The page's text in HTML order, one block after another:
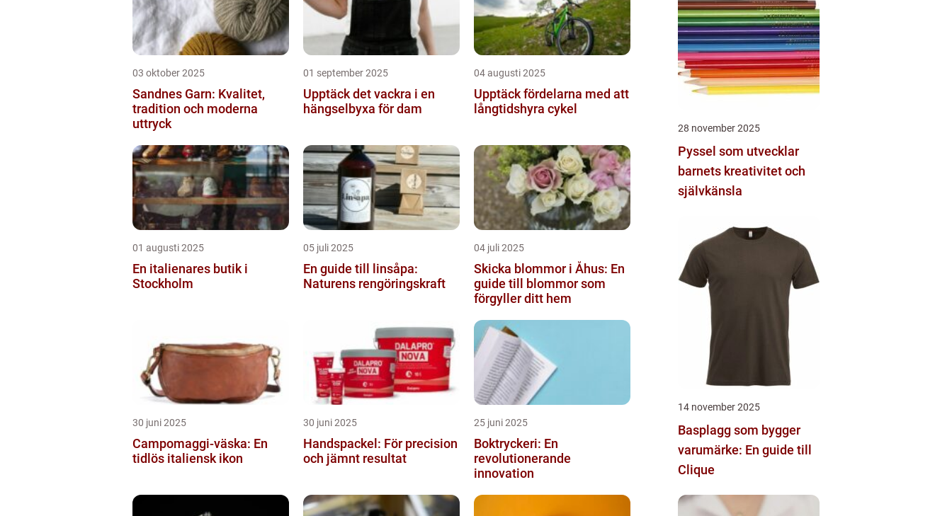
03 oktober 2025
Sandnes Garn: Kvalitet,
tradition och moderna
uttryck
01 september 2025
Upptäck det vackra i en
hängselbyxa för dam
04 augusti 2025
Upptäck fördelarna med att
långtidshyra cykel
01 augusti 2025
En italienares butik i
Stockholm
05 juli 2025
En guide till linsåpa:
Naturens rengöringskraft
04 juli 2025
Skicka blommor i Åhus: En
guide till blommor som
förgyller ditt hem
30 juni 2025
Campomaggi-väska: En
tidlös italiensk ikon
30 juni 2025
Handspackel: För precision
och jämnt resultat
25 juni 2025
Boktryckeri: En
revolutionerande
innovation
28 november 2025
Pyssel som utvecklar
barnets kreativitet och
självkänsla
14 november 2025
Basplagg som bygger
varumärke: En guide till
Clique